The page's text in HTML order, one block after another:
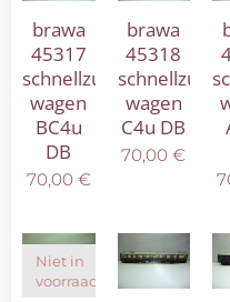
brawa
45317
schnellzug
wagen
BC4u
DB
70,00€
brawa
45318
schnellzug
wagen
C4u DB
70,00 €
Niet in
voorraad